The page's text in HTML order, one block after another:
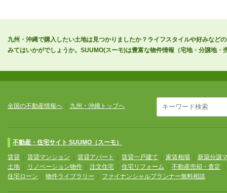
九州・沖縄で購入したい土地は見つかりましたか？ライフスタイルや好みなど
みてはいかがでしょうか。SUUMO(スーモ)は豊富な物件情報（宅地・分譲地
全国の不動産情報へ 九州・沖縄トップへ
不動産・住宅サイト SUUMO（スーモ）
賃貸 賃貸マンション 賃貸アパート 賃貸一戸建て 家賃相場
新築分譲
土地
リノベーション物件 注文住宅 住宅リフォーム 不動産売却・査定
住宅ローン
物件ライブラリー ファイナンシャルプランナー無料相談